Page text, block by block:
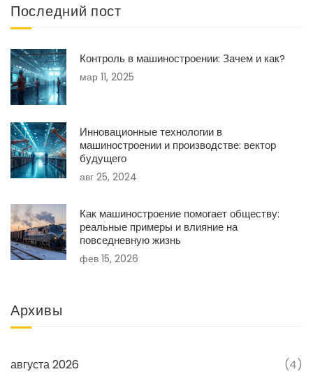
Последний пост
Контроль в машиностроении: Зачем и как?
мар 11, 2025
Инновационные технологии в
машиностроении и производстве: вектор
будущего
авг 25, 2024
Как машиностроение помогает обществу:
реальные примеры и влияние на
повседневную жизнь
фев 15, 2026
Архивы
августа 2026 (4)